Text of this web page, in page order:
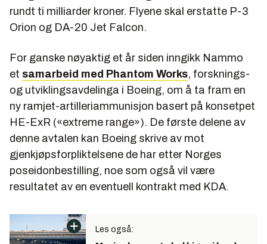
rundt ti milliarder kroner. Flyene skal erstatte P-3
Orion og DA-20 Jet Falcon.
For ganske nøyaktig et år siden inngikk Nammo
et samarbeid med Phantom Works, forsknings-
og utviklingsavdelinga i Boeing, om å ta fram en
ny ramjet-artilleriammunisjon basert på konsetpet
HE-ExR («extreme range»). De første delene av
denne avtalen kan Boeing skrive av mot
gjenkjøpsforpliktelsene de har etter Norges
poseidonbestilling, noe som også vil være
resultatet av en eventuell kontrakt med KDA.
Les også: